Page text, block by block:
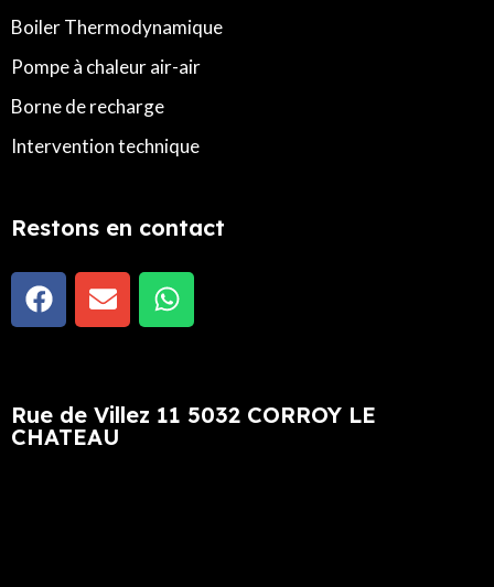
Boiler Thermodynamique
Pompe à chaleur air-air
Borne de recharge
Intervention technique
Restons en contact
Rue de Villez 11 5032 CORROY LE
CHATEAU